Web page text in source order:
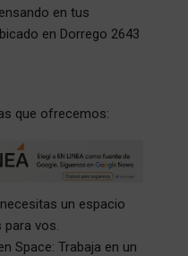
en tus
en Dorrego 2643
que ofrecemos:
un espacio
vos.
Space: Trabaja en un